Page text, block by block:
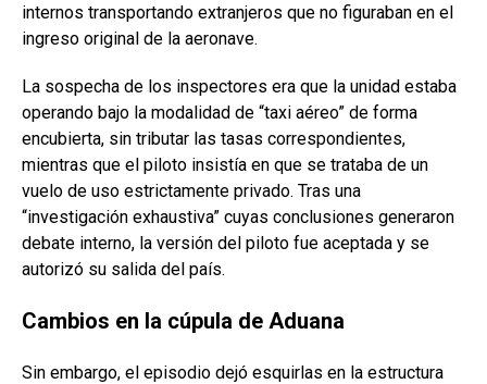
internos transportando extranjeros que no figuraban en el
ingreso original de la aeronave.
La sospecha de los inspectores era que la unidad estaba
operando bajo la modalidad de “taxi aéreo” de forma
encubierta, sin tributar las tasas correspondientes,
mientras que el piloto insistía en que se trataba de un
vuelo de uso estrictamente privado. Tras una
“investigación exhaustiva” cuyas conclusiones generaron
debate interno, la versión del piloto fue aceptada y se
autorizó su salida del país.
Cambios en la cúpula de Aduana
Sin embargo, el episodio dejó esquirlas en la estructura